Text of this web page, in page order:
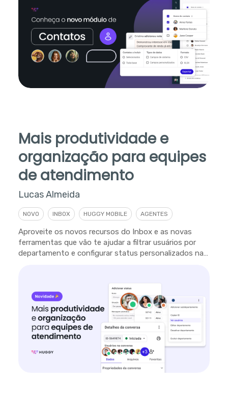
Mais produtividade e
organização para equipes
de atendimento
Lucas Almeida
NOVO INBOX HUGGY MOBILE AGENTES
Aproveite os novos recursos do Inbox e as novas
ferramentas que vão te ajudar a filtrar usuários por
departamento e configurar status personalizados na